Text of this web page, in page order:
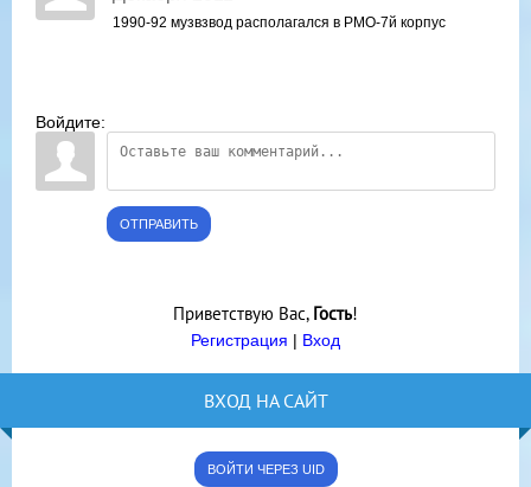
1990-92 музвзвод располагался в РМО-7й корпус
Войдите:
ОТПРАВИТЬ
Приветствую Вас, Гость!
Регистрация | Вход
ВХОД НА САЙТ
ВОЙТИ ЧЕРЕЗ UID